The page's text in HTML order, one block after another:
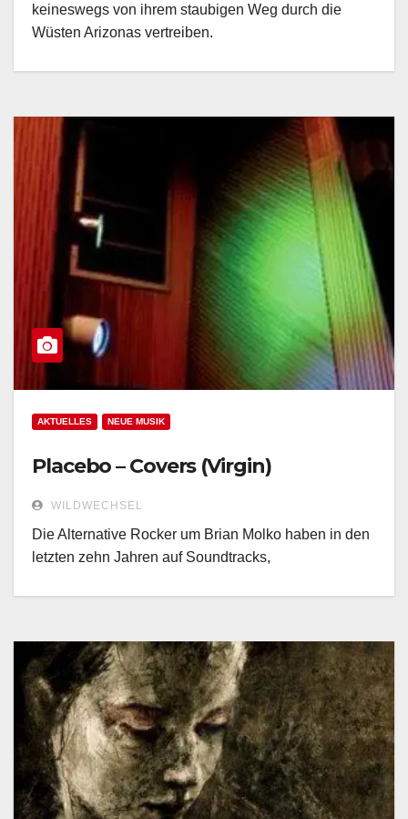
keineswegs von ihrem staubigen Weg durch die
Wüsten Arizonas vertreiben.
AKTUELLES NEUE MUSIK
Placebo – Covers (Virgin)
WILDWECHSEL
Die Alternative Rocker um Brian Molko haben in den
letzten zehn Jahren auf Soundtracks,